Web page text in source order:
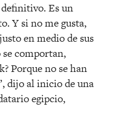
Es un
Y si no me gusta,
en medio de sus
se comportan,
Porque no se han
dijo al inicio de una
egipcio,